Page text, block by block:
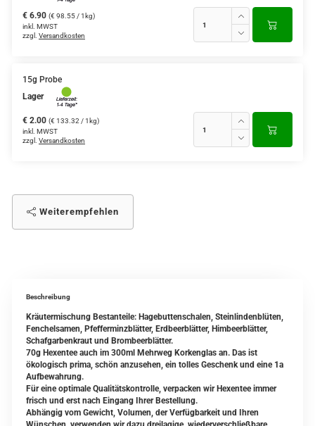
€ 6.90 (€ 98.55 / 1kg)
inkl. MWST
zzgl. Versandkosten
15g Probe
Lager
€ 2.00 (€ 133.32 / 1kg)
inkl. MWST
zzgl. Versandkosten
Weiterempfehlen
Beschreibung
Kräutermischung Bestanteile: Hagebuttenschalen, Steinlindenblüten,
Fenchelsamen, Pfefferminzblätter, Erdbeerblätter, Himbeerblätter,
Schafgarbenkraut und Brombeerblätter.
70g Hexentee auch im 300ml Mehrweg Korkenglas an. Das ist
ökologisch prima, schön anzusehen, ein tolles Geschenk und eine 1a
Aufbewahrung.
Für eine optimale Qualitätskontrolle, verpacken wir Hexentee immer
frisch und erst nach Eingang Ihrer Bestellung.
Abhängig vom Gewicht, Volumen, der Verfügbarkeit und Ihren